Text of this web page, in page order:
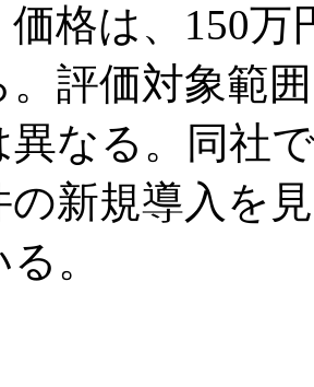
格は、150万
。評価対象範
異なる。同社
の新規導入を
。